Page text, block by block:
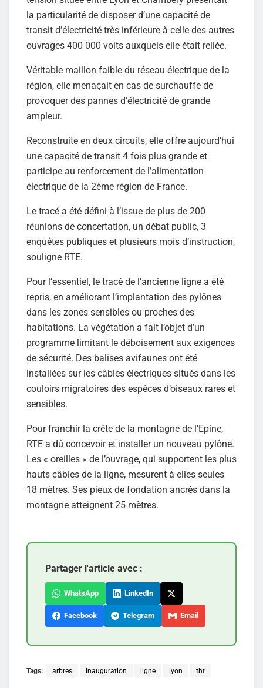
la particularité de disposer d’une capacité de
transit d’électricité très inférieure à celle des autres
ouvrages 400 000 volts auxquels elle était reliée.
Véritable maillon faible du réseau électrique de la
région, elle menaçait en cas de surchauffe de
provoquer des pannes d’électricité de grande
ampleur.
Reconstruite en deux circuits, elle offre aujourd’hui
une capacité de transit 4 fois plus grande et
participe au renforcement de l’alimentation
électrique de la 2ème région de France.
Le tracé a été défini à l’issue de plus de 200
réunions de concertation, un débat public, 3
enquêtes publiques et plusieurs mois d’instruction,
souligne RTE.
Pour l’essentiel, le tracé de l’ancienne ligne a été
repris, en améliorant l’implantation des pylônes
dans les zones sensibles ou proches des
habitations. La végétation a fait l’objet d’un
programme limitant le déboisement aux exigences
de sécurité. Des balises avifaunes ont été
installées sur les câbles électriques situés dans les
couloirs migratoires des espèces d’oiseaux rares et
sensibles.
Pour franchir la crête de la montagne de l’Epine,
RTE a dû concevoir et installer un nouveau pylône.
Les « oreilles » de l’ouvrage, qui supportent les plus
hauts câbles de la ligne, mesurent à elles seules
18 mètres. Ses pieux de fondation ancrés dans la
montagne atteignent 25 mètres.
Partager l'article avec :
WhatsApp LinkedIn
Facebook Telegram Email
Tags: arbres inauguration ligne lyon tht